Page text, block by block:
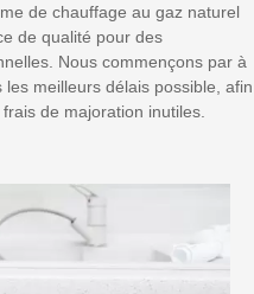
de chauffage au gaz naturel
de qualité pour des
Nous commençons par à
meilleurs délais possible, afin
de majoration inutiles.